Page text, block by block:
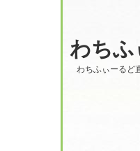
わちふ
わちふぃーるど